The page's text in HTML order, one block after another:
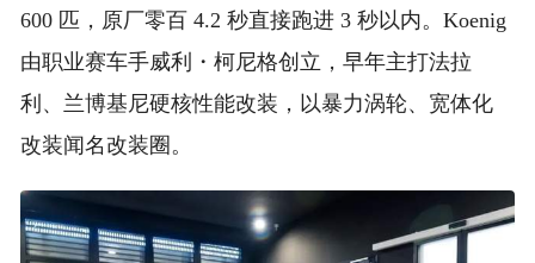
600 匹，原厂零百 4.2 秒直接跑进 3 秒以内。Koenig
由职业赛车手威利・柯尼格创立，早年主打法拉
利、兰博基尼硬核性能改装，以暴力涡轮、宽体化
改装闻名改装圈。